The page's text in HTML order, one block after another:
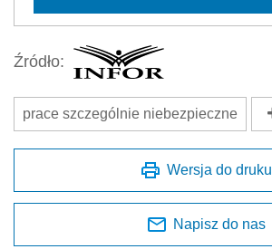
Źródło:
prace szczególnie niebezpieczne
Wersja do druku
Napisz do nas